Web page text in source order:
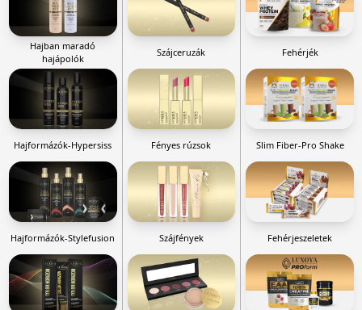
Hajban maradó
hajápolók
Hajformázók-Hypersiss
Hajformázók-Stylefusion
Szájceruzák
Fényes rúzsok
Szájfények
Fehérjék
Slim Fiber-Pro Shake
Fehérjeszeletek